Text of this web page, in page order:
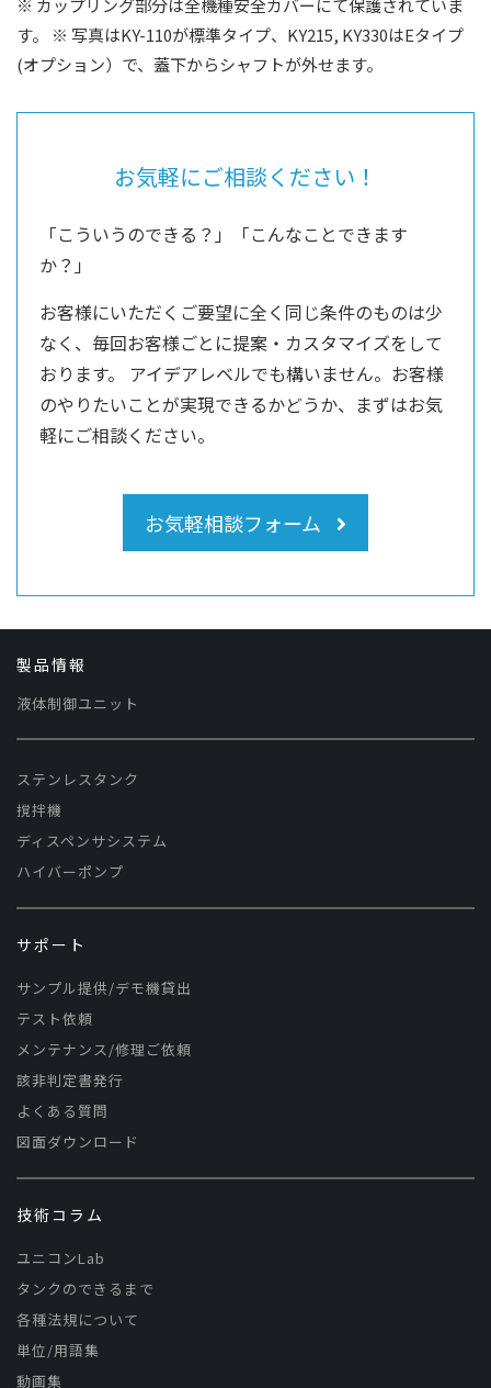
※ カップリング部分は全機種安全カバーにて保護されていま
す。 ※ 写真はKY-110が標準タイプ、KY215, KY330はEタイプ
(オプション）で、蓋下からシャフトが外せます。
お気軽にご相談ください！
「こういうのできる？」「こんなことできます
か？」
お客様にいただくご要望に全く同じ条件のものは少
なく、毎回お客様ごとに提案・カスタマイズをして
おります。
アイデアレベルでも構いません。お客様
のやりたいことが実現できるかどうか、まずはお気
軽にご相談ください。
お気軽相談フォーム
製品情報
液体制御ユニット
ステンレスタンク
撹拌機
ディスペンサシステム
ハイバーポンプ
サポート
サンプル提供/デモ機貸出
テスト依頼
メンテナンス/修理ご依頼
該非判定書発行
よくある質問
図面ダウンロード
技術コラム
ユニコンLab
タンクのできるまで
各種法規について
単位/用語集
動画集